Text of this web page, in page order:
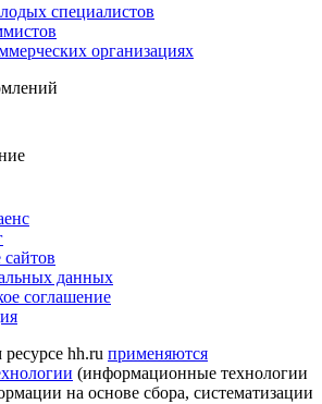
специалистов
организациях
данных
соглашение
hh.ru применяются
(информационные технологии
на основе сбора, систематизации